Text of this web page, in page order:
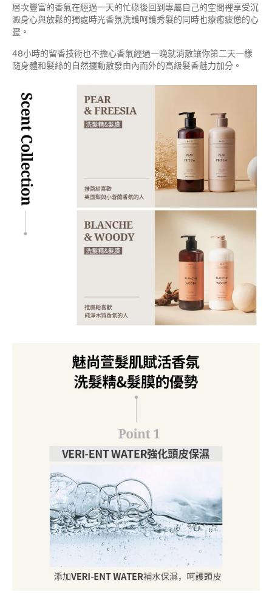
層次豐富的香氣在經過一天的忙碌後回到專屬自己的空間裡享受沉
澱身心與放鬆的獨處時光香氛洗護呵護秀髮的同時也療癒疲憊的心
靈。
48小時的留香技術也不擔心香氣經過一晚就消散讓你第二天一樣
隨身體和髮絲的自然擺動散發由內而外的高級髮香魅力加分。